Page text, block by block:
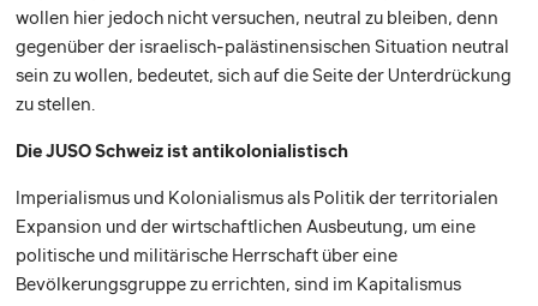
wollen hier jedoch nicht versuchen, neutral zu bleiben, denn
gegenüber der israelisch-palästinensischen Situation neutral
sein zu wollen, bedeutet, sich auf die Seite der Unterdrückung
zu stellen.
Die JUSO Schweiz ist antikolonialistisch
Imperialismus und Kolonialismus als Politik der territorialen
Expansion und der wirtschaftlichen Ausbeutung, um eine
politische und militärische Herrschaft über eine
Bevölkerungsgruppe zu errichten, sind im Kapitalismus